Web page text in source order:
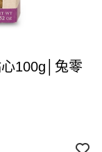
100g│兔零